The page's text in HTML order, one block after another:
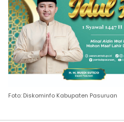
Foto: Diskominfo Kabupaten Pasuruan